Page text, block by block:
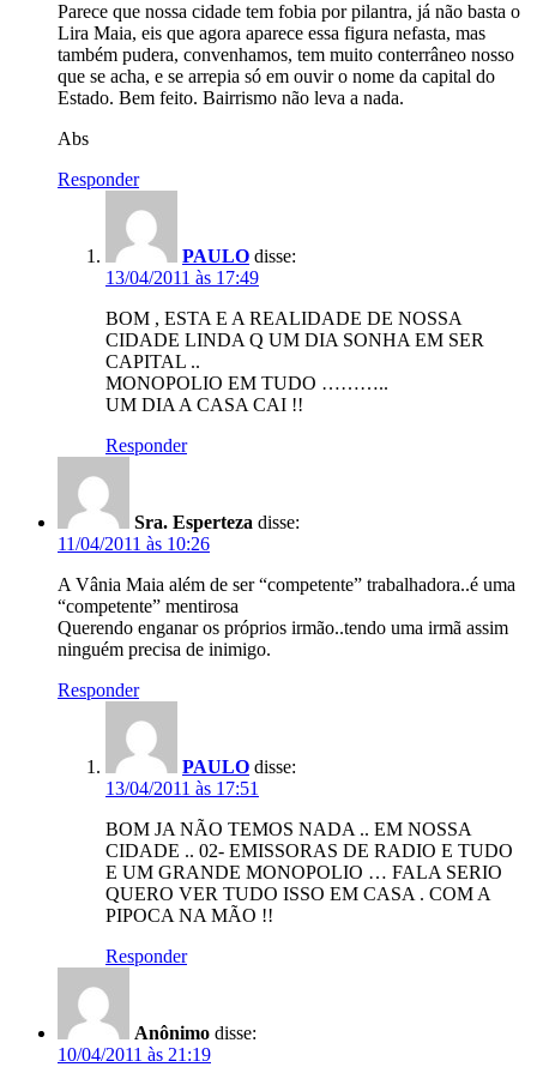
Parece que nossa cidade tem fobia por pilantra, já não basta o
Lira Maia, eis que agora aparece essa figura nefasta, mas
também pudera, convenhamos, tem muito conterrâneo nosso
que se acha, e se arrepia só em ouvir o nome da capital do
Estado. Bem feito. Bairrismo não leva a nada.
Abs
Responder
PAULO disse:
13/04/2011 às 17:49
BOM , ESTA E A REALIDADE DE NOSSA
CIDADE LINDA Q UM DIA SONHA EM SER
CAPITAL ..
MONOPOLIO EM TUDO ………..
UM DIA A CASA CAI !!
Responder
Sra. Esperteza disse:
11/04/2011 às 10:26
A Vânia Maia além de ser “competente” trabalhadora..é uma
“competente” mentirosa
Querendo enganar os próprios irmão..tendo uma irmã assim
ninguém precisa de inimigo.
Responder
PAULO disse:
13/04/2011 às 17:51
BOM JA NÃO TEMOS NADA .. EM NOSSA
CIDADE .. 02- EMISSORAS DE RADIO E TUDO
E UM GRANDE MONOPOLIO … FALA SERIO
QUERO VER TUDO ISSO EM CASA . COM A
PIPOCA NA MÃO !!
Responder
Anônimo disse:
10/04/2011 às 21:19